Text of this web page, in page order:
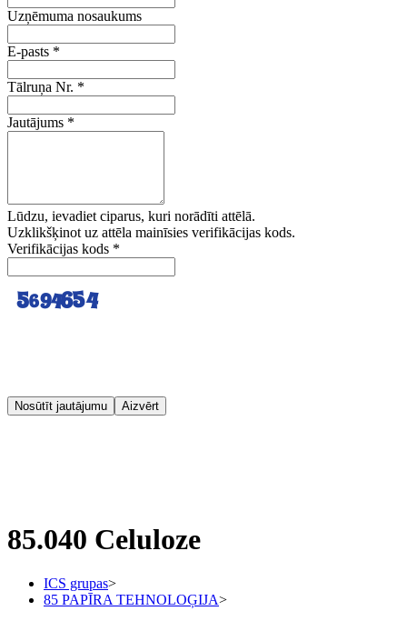
Uzņēmuma nosaukums
E-pasts *
Tālruņa Nr. *
Jautājums *
Lūdzu, ievadiet ciparus, kuri norādīti attēlā.
Uzklikšķinot uz attēla mainīsies verifikācijas kods.
Verifikācijas kods *
Nosūtīt jautājumu Aizvērt
85.040 Celuloze
ICS grupas>
85 PAPĪRA TEHNOLOĢIJA>